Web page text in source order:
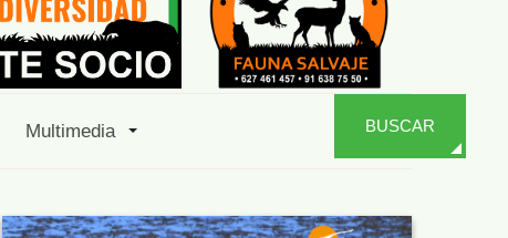
Multimedia BUSCAR